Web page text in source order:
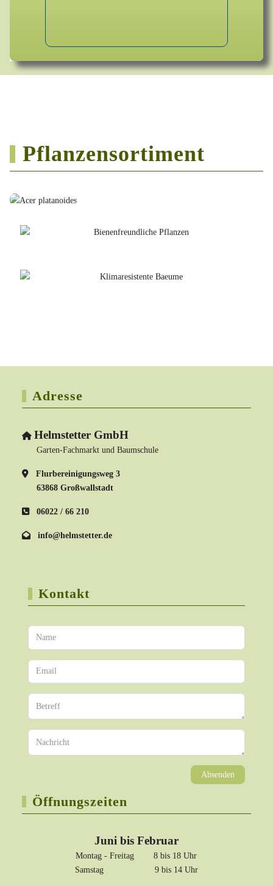
Pflanzensortiment
Adresse
Helmstetter GmbH
Garten-Fachmarkt und Baumschule
Flurbereinigungsweg 3
63868 Großwallstadt
06022 / 66 210
info@helmstetter.de
Kontakt
Absenden
Öffnungszeiten
Juni bis Februar
Montag - Freitag 8 bis 18 Uhr
Samstag 9 bis 14 Uhr